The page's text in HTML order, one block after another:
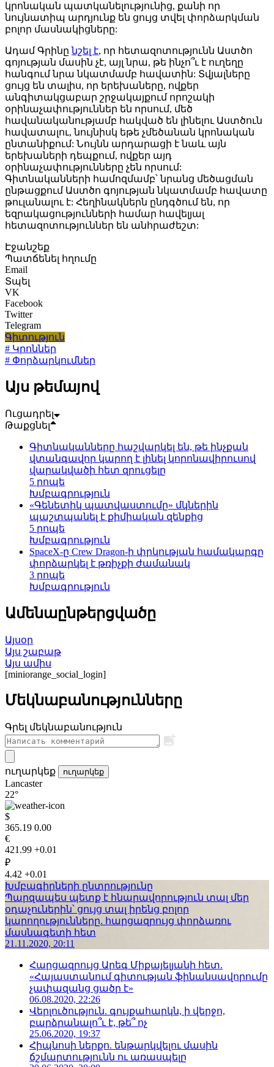
կրոնական պատկանելությունից, քանի որ
նույնատիպ արդյունք են ցույց տվել փորձարկման
բոլոր մասնակիցները:
Ադամ Գրինընշել է, որ հետազոտությունն Աստծո
գոյության մասին չէ, այլ նրա, թե ինչո՞ւ է ուղեղը
հանգում նրա նկատմամբ հավատին: Տվյալները
ցույց են տալիս, որ երեխաները, ովքեր
անգիտակցաբար շրջակայքում որոշակի
օրինաչափություններ են որսում, մեծ
հավանականությամբ հակված են լինելու Աստծուն
հավատալու, նույնիսկ եթե չմեծանան կրոնական
ընտանիքում: Նույնն արդարացի է նաև այն
երեխաների դեպքում, ովքեր այդ
օրինաչափությունները չեն որսում:
Գիտնականների համոզմամբ՝ նրանց մեծացման
ընթացքում Աստծո գոյության նկատմամբ հավատը
թուլանալու է: Հեղինակներն ընդգծում են, որ
եզրակացությունների համար հավելյալ
հետազոտություններ են անհրաժեշտ:
Էջանշեք
Պատճենել հղումը
Email
Տպել
VK
Facebook
Twitter
Telegram
Գիտություն
# Կրոններ
# Փորձարկումներ
Այս թեմայով
Ուցադրել
Թաքցնել
Գիտնականները հաշվարկել են, թե ինչքան
վտանգավոր կարող է լինել կորոնավիրուսով
վարակվածի հետ զրուցելը
5 րոպե
Խմբագրություն
«Գենետիկ պատվաստումը» մկներին
պաշտպանել է քիմիական զենքից
5 րոպե
Խմբագրություն
SpaceX-ը Crew Dragon-ի փրկության համակարգը
փորձարկել է թռիչքի ժամանակ
3 րոպե
Խմբագրություն
Ամենաընթերցվածը
Այսօր
Այս շաբաթ
Այս ամիս
[miniorange_social_login]
Մեկնաբանությունները
Գրել մեկնաբանություն
ուղարկեք ուղարկեք
Lancaster
22°
$
365.19 0.00
€
421.99 +0.01
₽
4.42 +0.01
Խմբագիրների ընտրությունը
Պարզապես պետք է հնարավորություն տալ մեր
օդաչուներին՝ ցույց տալ իրենց բոլոր
կարողությունները. հարցազրույց փորձառու
մասնագետի հետ
21.11.2020, 20:11
Հարցազրույց Արեգ Միքայելյանի հետ.
«Հայաստանում գիտության ֆինանսավորումը
չափազանց ցածր է»
06.08.2020, 22:26
Վերլուծություն. գույքահարկն, ի վերջո,
բարձրանալո՞ւ է, թե՞ ոչ
25.06.2020, 19:37
Հիպնոսի ներքո. ենթարկվելու մասին
ճշմարտությունն ու առասպելը